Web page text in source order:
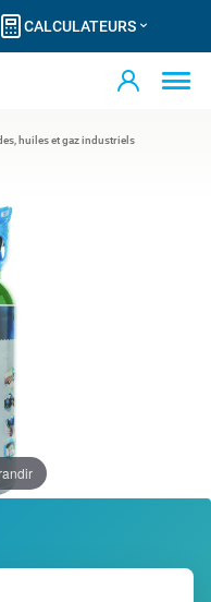
CALCULATEURS
huiles et gaz industriels